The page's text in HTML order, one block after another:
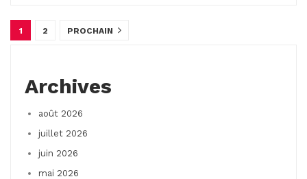
1 2 PROCHAIN
Archives
août 2026
juillet 2026
juin 2026
mai 2026